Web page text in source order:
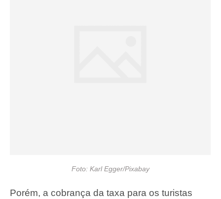
Foto: Karl Egger/Pixabay
Porém, a cobrança da taxa para os turistas